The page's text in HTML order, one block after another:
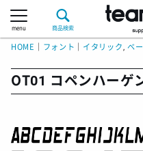
menu 商品検索
HOME フォント イタリック, ベ
OT01 コペンハーゲ